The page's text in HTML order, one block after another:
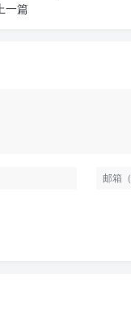
一篇